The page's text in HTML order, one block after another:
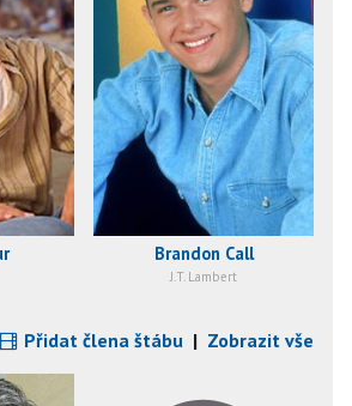
Brandon Call
J.T. Lambert
Přidat člena štábu | Zobrazit vše